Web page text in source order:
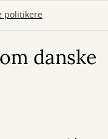
politikere
danske